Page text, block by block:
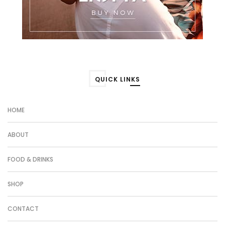
QUICK LINKS
HOME
ABOUT
FOOD & DRINKS
SHOP
CONTACT